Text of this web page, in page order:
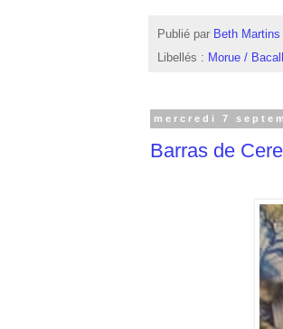
Publié par Beth Martins
Libellés : Morue /
mercredi 7
Barras de